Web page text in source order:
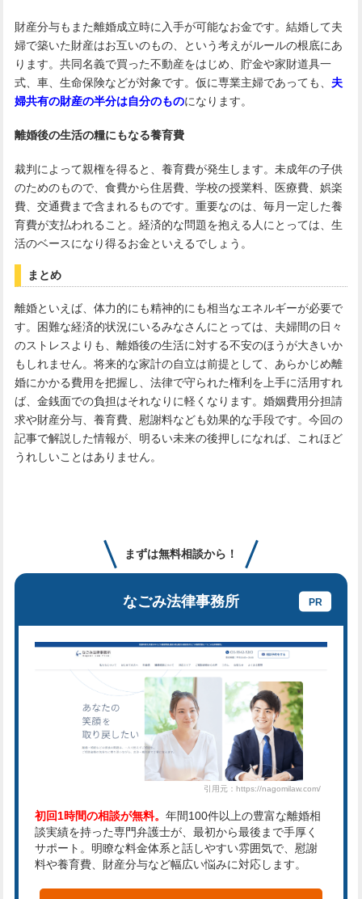
財産分与もまた離婚成立時に入手が可能なお金です。結婚して夫
婦で築いた財産はお互いのもの、という考えがルールの根底にあ
ります。共同名義で買った不動産をはじめ、貯金や家財道具一
式、車、生命保険などが対象です。仮に専業主婦であっても、 夫
婦共有の財産の半分は自分のものになります。
離婚後の生活の糧にもなる養育費
裁判によって親権を得ると、養育費が発生します。未成年の子供
のためのもので、食費から住居費、学校の授業料、医療費、娯楽
費、交通費まで含まれるものです。重要なのは、毎月一定した養
育費が支払われること。経済的な問題を抱える人にとっては、生
活のベースになり得るお金といえるでしょう。
まとめ
離婚といえば、体力的にも精神的にも相当なエネルギーが必要で
す。困難な経済的状況にいるみなさんにとっては、夫婦間の日々
のストレスよりも、離婚後の生活に対する不安のほうが大きいか
もしれません。将来的な家計の自立は前提として、あらかじめ離
婚にかかる費用を把握し、法律で守られた権利を上手に活用すれ
ば、金銭面での負担はそれなりに軽くなります。婚姻費用分担請
求や財産分与、養育費、慰謝料なども効果的な手段です。今回の
記事で解説した情報が、明るい未来の後押しになれば、これほど
うれしいことはありません。
まずは無料相談から！
なごみ法律事務所
引用元：https://nagomilaw.com/
初回1時間の相談が無料。 年間100件以上の豊富な離婚相
談実績を持った専門弁護士が、最初から最後まで手厚く
サポート。明瞭な料金体系と話しやすい雰囲気で、慰謝
料や養育費、財産分与など幅広い悩みに対応します。